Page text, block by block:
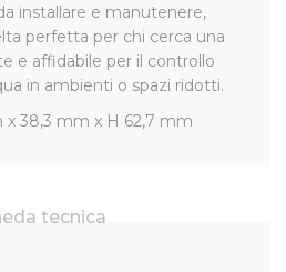
installare e manutenere,
perfetta per chi cerca una
e affidabile per il controllo
in ambienti o spazi ridotti.
x 38,3 mm x H 62,7 mm
tecnica